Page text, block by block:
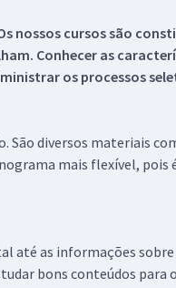
nossos cursos são
Conhecer as
os processos
São diversos materiais
mais flexível, pois
até as informações
bons conteúdos para